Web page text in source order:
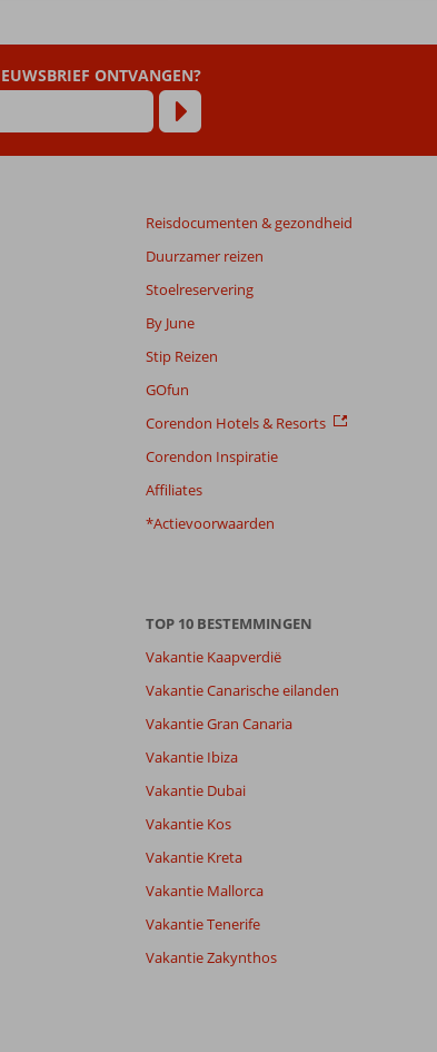
ONTVANGEN?
Reisdocumenten & gezondheid
Duurzamer reizen
Stoelreservering
By June
Stip Reizen
GOfun
Corendon Hotels & Resorts
Corendon Inspiratie
Affiliates
*Actievoorwaarden
TOP 10 BESTEMMINGEN
Vakantie Kaapverdië
Vakantie Canarische eilanden
Vakantie Gran Canaria
Vakantie Ibiza
Vakantie Dubai
Vakantie Kos
Vakantie Kreta
Vakantie Mallorca
Vakantie Tenerife
Vakantie Zakynthos